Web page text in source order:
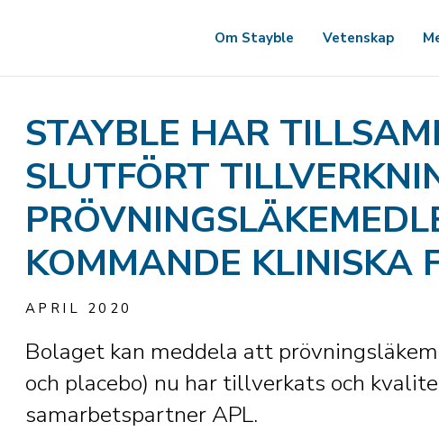
Om Stayble Vetenskap
STAYBLE HAR
SLUTFÖRT
KOMMANDE KLINISKA
APRIL 2020
Bolaget kan meddela att
och placebo) nu har tillverkats och
samarbetspartner APL.